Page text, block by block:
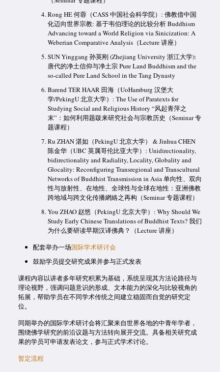
Rong HE 何蓉（CASS 中国社会科学院）: 佛教借中国
化迈向世界宗教: 基于韦伯理论的比较分析 Buddhism
Advancing toward a World Religion via Sinicization: A
Weberian Comparative Analysis（Lecture 讲座）
SUN Yinggang 孙英刚 (Zhejiang University 浙江大学):
唐代的净土信仰与净土宗 Pure Land Buddhism and the
so-called Pure Land School in the Tang Dynasty
Barend TER HAAR 田海（UoHamburg 汉堡大
学/PekingU 北京大学）: The Use of Paratexts for
Studying Social and Religious History “风起青萍之
末”：如何利用题跋来研究社会与宗教历史（Seminar 专
题课程）
Ru ZHAN 湛如（PekingU 北京大学） & Jinhua CHEN
陈金华（UBC 英属哥伦比亚大学）: Unidirectionality,
bidirectionality and Radiality, Locality, Globality and
Glocality: Reconfiguring Transregional and Transcultural
Networks of Buddhist Transmission in Asia 单向性、双向
性与放射性、在地性、全球性与全球在地性：亚洲佛教
跨地域与跨文化传播網絡之再构（Seminar 专题课程）
You ZHAO 赵悠（PekingU 北京大学）: Why Should We
Study Early Chinese Translations of Buddhist Texts? 我们
为什么要研读早期汉译佛典？（Lecture 讲座）
配套举办一场国际学术研讨会
鼓励学员提交研究成果并参与正式发表
课程内容以讲者多年研究积累为基础，系统呈现其方法论路径与
理论视野，强调问题意识的形成、文本能力的深化与比较视角的
拓展，帮助学员在不同学术传统之间建立稳固而自觉的研究定
位。
同期举办的国际学术研讨会将汇聚来自世界各地的中青年学者，
围绕佛学研究的前沿议题与方法转向展开交流。具备相关研究成
果的学员可申请发表论文，参与正式学术讨论。
暂定流程